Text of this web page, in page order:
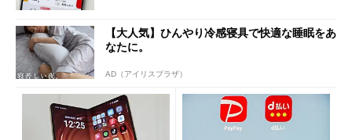
【大人気】ひんやり冷感寝具で快適な睡眠をあ
なたに。
AD（アイリスプラザ）